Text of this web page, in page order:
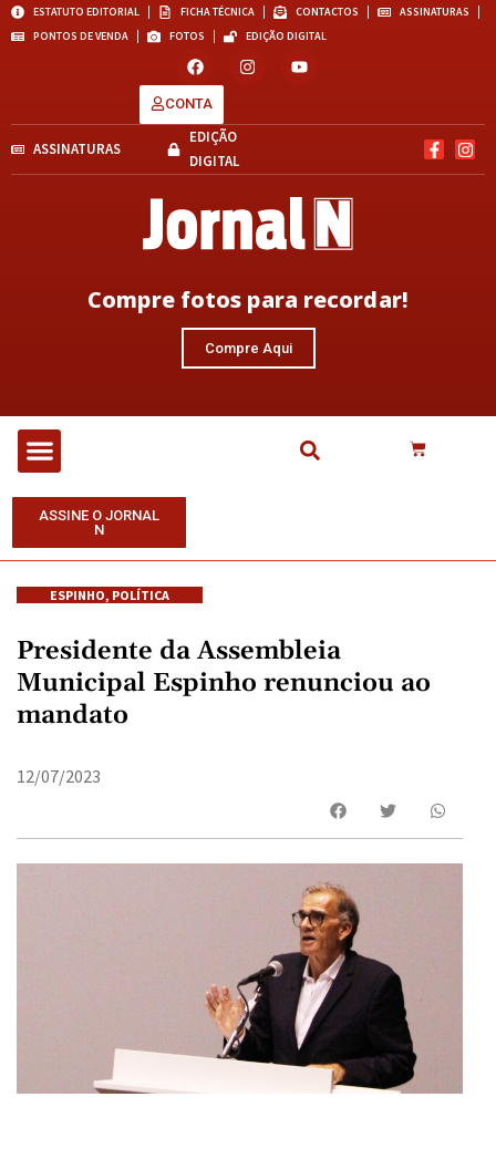
ESTATUTO EDITORIAL FICHA TÉCNICA CONTACTOS
ASSINATURAS
PONTOS DE VENDA
FOTOS EDIÇÃO DIGITAL
CONTA
ASSINATURAS
EDIÇÃO
DIGITAL
Compre fotos para recordar!
Compre Aqui
ASSINE O JORNAL
N
ESPINHO, POLÍTICA
Presidente da Assembleia
Municipal Espinho renunciou ao
mandato
12/07/2023